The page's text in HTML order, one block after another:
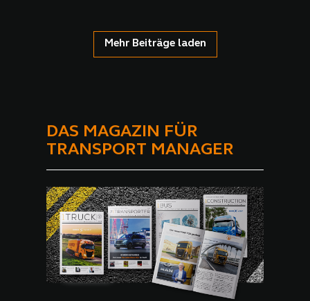
Mehr Beiträge laden
DAS MAGAZIN FÜR
TRANSPORT MANAGER